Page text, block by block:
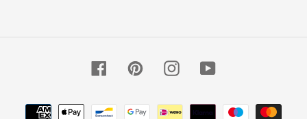
FacebookPinterestInstagramYouTube
Métodos